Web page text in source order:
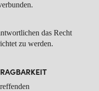
das Recht
zu werden.